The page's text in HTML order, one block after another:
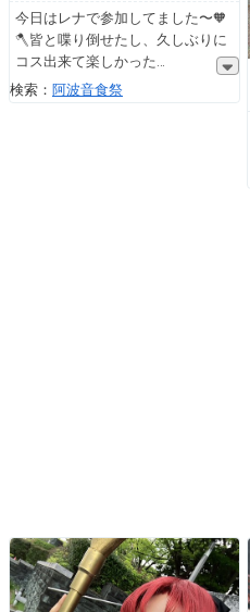
今日はレナで参加してました〜🧡
🪓皆と喋り倒せたし、久しぶりに
コス出来て楽しかった
検索： 阿波音食祭